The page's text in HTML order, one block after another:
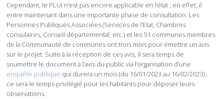
Cependant, le PLUi n’est pas encore applicable en l’état ; en effet, il
entre maintenant dans une importante phase de consultation. Les
Personnes Publiques Associées (Services de l’Etat, Chambres
consulaires, Conseil départemental, etc.) et les 51 communes membres
de la Communauté de communes ont trois mois pour émettre un avis
sur le projet. Suite à la réception de ces avis, il sera temps de
soumettre le document à l’avis du public via l’organisation d’une
enquête publique qui durera un mois (du 16/01/2023 au 16/02/2023) ;
ce sera le temps privilégié pour les habitants pour déposer leurs
observations.